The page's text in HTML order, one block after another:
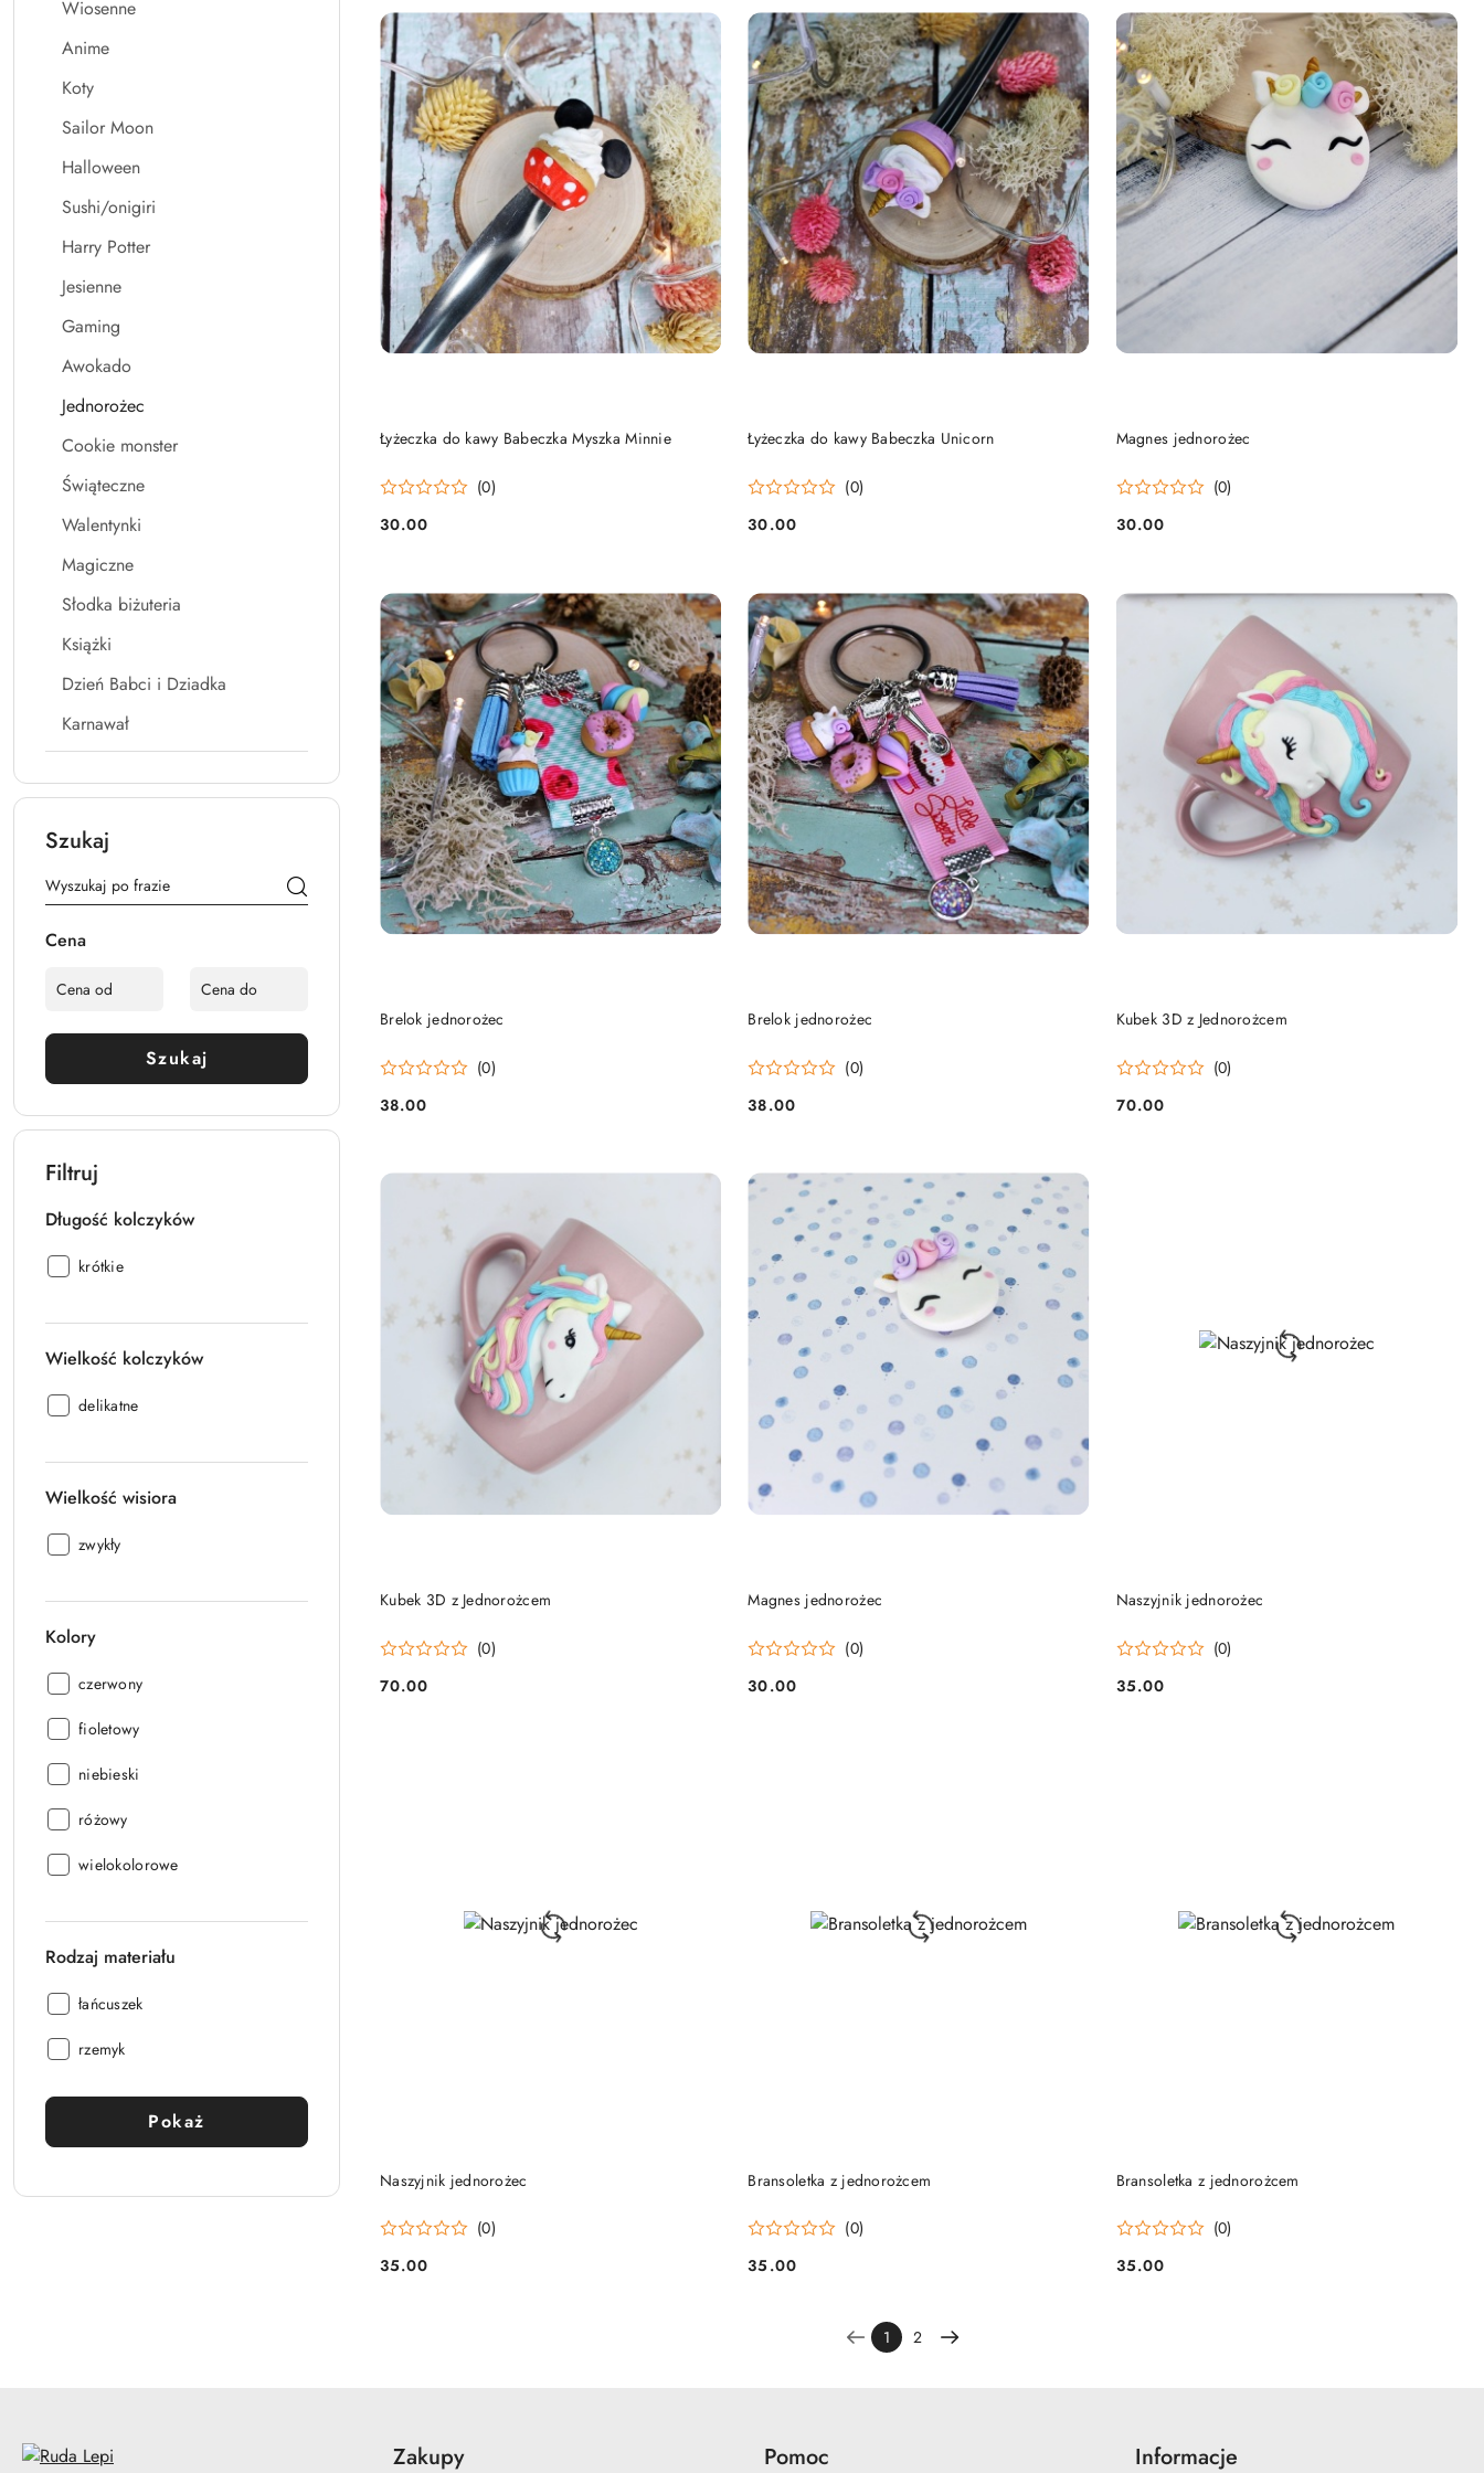
Wiosenne
Anime
Koty
Sailor Moon
Halloween
Sushi/onigiri
Harry Potter
Jesienne
Gaming
Awokado
Jednorożec
Cookie monster
Świąteczne
Walentynki
Magiczne
Słodka biżuteria
Książki
Dzień Babci i Dziadka
Karnawał
Szukaj
Cena
Szukaj
Filtruj
Długość kolczyków
Długość
krótkie
Wielkość kolczyków
Wielkość
delikatne
Wielkość wisiora
Wielkość
zwykły
Kolory
Kolory:
czerwony
Kolory:
fioletowy
Kolory:
niebieski
Kolory:
różowy
Kolory:
wielokolorowe
Rodzaj materiału
Rodzaj
łańcuszek
Rodzaj
rzemyk
Pokaż
Łyżeczka do kawy Babeczka Myszka Minnie
(0)
Cena:
30.00
PRODUKT NIEDOSTĘPNY Łyżeczka do kawy Babeczka Unicorn
(0)
Cena:
30.00
PRODUKT NIEDOSTĘPNY Magnes jednorożec
(0)
Cena:
30.00
Brelok jednorożec
(0)
Cena:
38.00
Brelok jednorożec
(0)
Cena:
38.00
Kubek 3D z Jednorożcem
(0)
Cena:
70.00
Kubek 3D z Jednorożcem
(0)
Cena:
70.00
Magnes jednorożec
(0)
Cena:
30.00
Naszyjnik jednorożec
(0)
Cena:
35.00
Naszyjnik jednorożec
(0)
Cena:
35.00
Bransoletka z jednorożcem
(0)
Cena:
35.00
DO KOSZYKA Bransoletka z jednorożcem
(0)
Cena:
35.00
DO KOSZYKA
1 2
Zakupy Pomoc Informacje